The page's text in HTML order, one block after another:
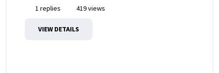
1 replies
419 views
VIEW DETAILS